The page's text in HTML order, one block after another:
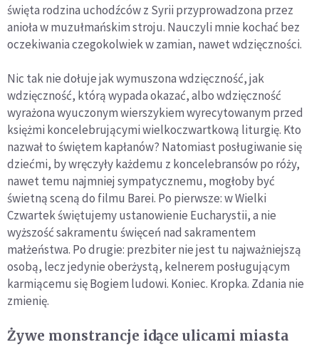
Akademii
Ignatianum
święta rodzina uchodźców z Syrii przyprowadzona przez
anioła w muzułmańskim stroju. Nauczyli mnie kochać bez
oczekiwania czegokolwiek w za­mian, nawet wdzięczności.
Nic tak nie dołuje jak wymuszona wdzięczność, jak
wdzięczność, którą wypada okazać, albo wdzięczność
wyrażona wyuczonym wierszykiem wyrecytowanym przed
księżmi koncelebrującymi wielkoczwartkową liturgię. Kto
nazwał to świętem kapłanów? Na­tomiast posługiwanie się
dziećmi, by wręczyły każdemu z konce­lebransów po róży,
nawet temu najmniej sympatycznemu, mo­głoby być
świetną sceną do filmu Barei. Po pierwsze: w Wielki
Czwartek świętujemy ustanowienie Eucharystii, a nie
wyższość sakramentu święceń nad sakramentem
małżeństwa. Po drugie: prezbiter nie jest tu najważniejszą
osobą, lecz jedynie oberżystą, kelnerem posługującym
karmiącemu się Bogiem ludowi. Koniec. Kropka. Zdania nie
zmienię.
Żywe monstrancje idące ulicami miasta